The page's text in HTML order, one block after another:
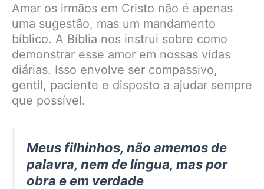
Amar os irmãos em Cristo não é apenas
uma sugestão, mas um mandamento
bíblico. A Bíblia nos instrui sobre como
demonstrar esse amor em nossas vidas
diárias. Isso envolve ser compassivo,
gentil, paciente e disposto a ajudar sempre
que possível.
Meus filhinhos, não amemos de
palavra, nem de língua, mas por
obra e em verdade